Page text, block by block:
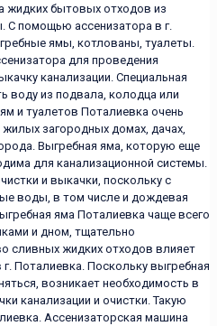
жидких бытовых отходов из
С помощью ассенизатора в г.
ямы, котлованы, туалеты.
для проведения
канализации. Специальная
воду из подвала, колодца или
и туалетов Поталиевка очень
загородных домах, дачах,
Выгребная яма, которую еще
для канализационной системы.
и выкачки, поскольку с
воды, в том числе и дождевая
яма Поталиевка чаще всего
и дном, тщательно
сливных жидких отходов влияет
Поталиевка. Поскольку выгребная
возникает необходимость в
канализации и очистки. Такую
Ассенизаторская машина